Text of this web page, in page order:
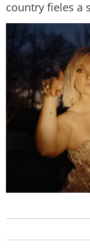
country fieles a